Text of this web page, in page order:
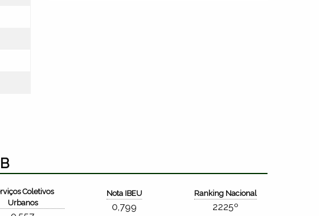
Coletivos
Urbanos
Nota IBEU
0,799
Ranking Nacional
2225º